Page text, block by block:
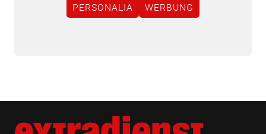
PERSONALIA
WERBUNG